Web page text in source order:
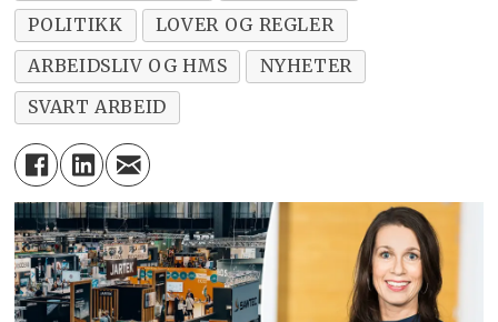
POLITIKK
LOVER OG REGLER
ARBEIDSLIV OG HMS
NYHETER
SVART ARBEID